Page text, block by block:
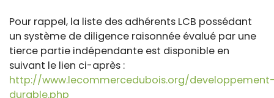
Pour rappel, la liste des adhérents LCB possédant
un système de diligence raisonnée évalué par une
tierce partie indépendante est disponible en
suivant le lien ci-après :
http://www.lecommercedubois.org/
durable.php